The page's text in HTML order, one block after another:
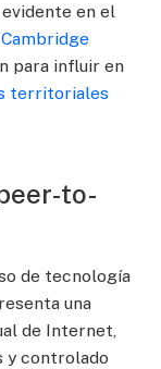
en el
para influir en
territoriales
to-
de tecnología
una
de Internet,
y controlado